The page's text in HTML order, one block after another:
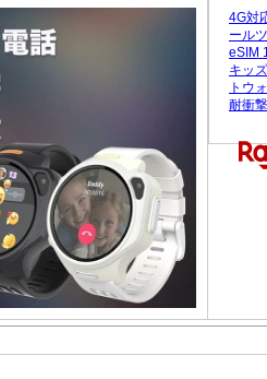
4G対
ール
eSIM
キッ
トウ
耐衝